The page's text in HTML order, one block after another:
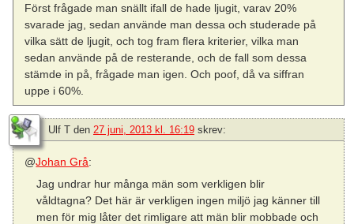
Först frågade man snällt ifall de hade ljugit, varav 20%
svarade jag, sedan använde man dessa och studerade på
vilka sätt de ljugit, och tog fram flera kriterier, vilka man
sedan använde på de resterande, och de fall som dessa
stämde in på, frågade man igen. Och poof, då va siffran
uppe i 60%.
Ulf T den 27 juni, 2013 kl. 16:19 skrev:
@Johan Grå:
Jag undrar hur många män som verkligen blir
våldtagna? Det här är verkligen ingen miljö jag känner till
men för mig låter det rimligare att män blir mobbade och